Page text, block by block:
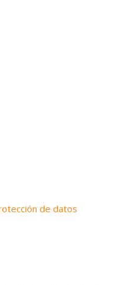
de datos